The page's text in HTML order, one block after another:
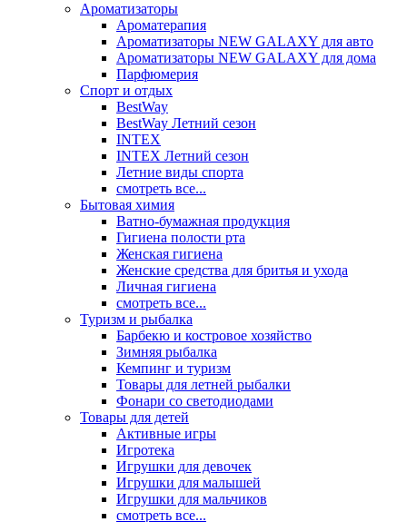
Ароматизаторы
Ароматерапия
Ароматизаторы NEW GALAXY для авто
Ароматизаторы NEW GALAXY для дома
Парфюмерия
Спорт и отдых
BestWay
BestWay Летний сезон
INTEX
INTEX Летний сезон
Летние виды спорта
смотреть все...
Бытовая химия
Ватно-бумажная продукция
Гигиена полости рта
Женская гигиена
Женские средства для бритья и ухода
Личная гигиена
смотреть все...
Туризм и рыбалка
Барбекю и костровое хозяйство
Зимняя рыбалка
Кемпинг и туризм
Товары для летней рыбалки
Фонари со светодиодами
Товары для детей
Активные игры
Игротека
Игрушки для девочек
Игрушки для малышей
Игрушки для мальчиков
смотреть все...